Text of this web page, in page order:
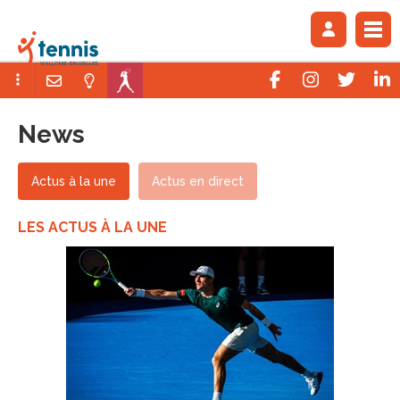
News
Actus à la une Actus en direct
LES ACTUS À LA UNE